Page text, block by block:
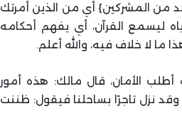
من المشركين} أي من الذين أمرتك
ليسمع القرآن، أي يفهم أحكامه
ما لا خلاف فيه، والله أعلم.
الأمان، قال مالك: هذه أمور
نزل تاجرًا بساحلنا فيقول: ظننت